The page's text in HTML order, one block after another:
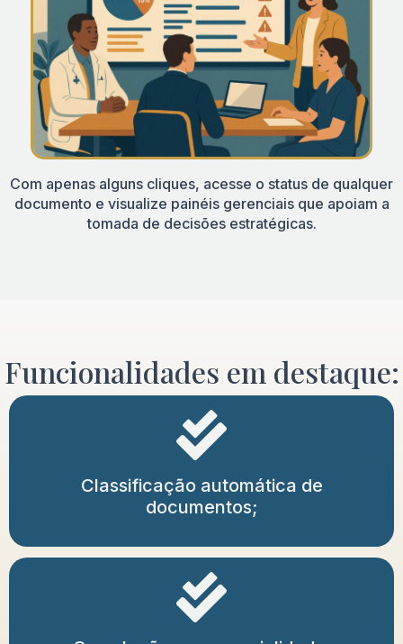
Com apenas alguns cliques, acesse o status de qualquer
documento e visualize painéis gerenciais que apoiam a
tomada de decisões estratégicas.
Funcionalidades em destaque:
Classificação automática de
documentos;